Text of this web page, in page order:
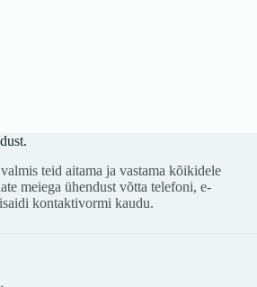
teid aitama ja vastama kõikidele
meiega ühendust võtta telefoni, e-
kontaktivormi kaudu.